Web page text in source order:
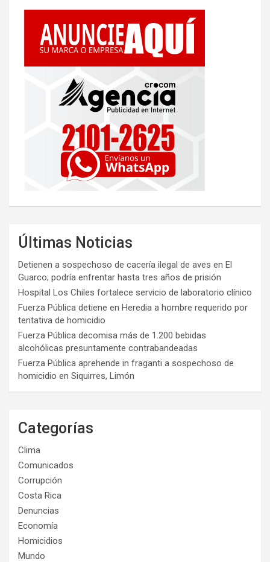
Últimas Noticias
Detienen a sospechoso de cacería ilegal de aves en El
Guarco; podría enfrentar hasta tres años de prisión
Hospital Los Chiles fortalece servicio de laboratorio clínico
Fuerza Pública detiene en Heredia a hombre requerido por
tentativa de homicidio
Fuerza Pública decomisa más de 1.200 bebidas
alcohólicas presuntamente contrabandeadas
Fuerza Pública aprehende in fraganti a sospechoso de
homicidio en Siquirres, Limón
Categorías
Clima
Comunicados
Corrupción
Costa Rica
Denuncias
Economía
Homicidios
Mundo